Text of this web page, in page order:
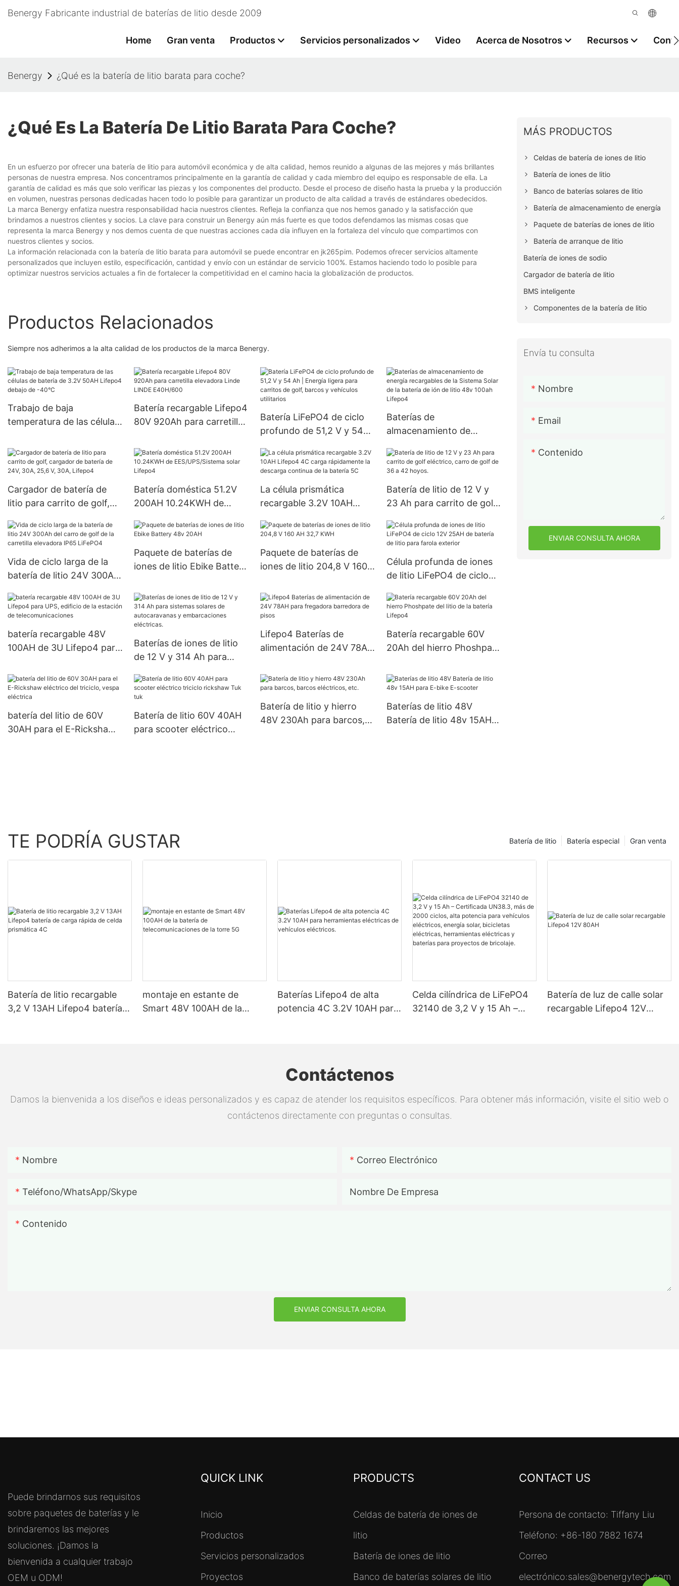
Benergy Fabricante industrial de baterías de litio desde 2009
Home Gran venta Productos Servicios personalizados Video Acerca de Nosotros Recursos
Benergy ¿Qué es la batería de litio barata para coche?
¿Qué Es La Batería De Litio Barata Para Coche?
En un esfuerzo por ofrecer una batería de litio para automóvil económica y de alta calidad, hemos reunido a algunas de las mejores y más brillantes
personas de nuestra empresa. Nos concentramos principalmente en la garantía de calidad y cada miembro del equipo es responsable de ella. La
garantía de calidad es más que solo verificar las piezas y los componentes del producto. Desde el proceso de diseño hasta la prueba y la producción
en volumen, nuestras personas dedicadas hacen todo lo posible para garantizar un producto de alta calidad a través de estándares obedecidos.
La marca Benergy enfatiza nuestra responsabilidad hacia nuestros clientes. Refleja la confianza que nos hemos ganado y la satisfacción que
brindamos a nuestros clientes y socios. La clave para construir un Benergy aún más fuerte es que todos defendamos las mismas cosas que
representa la marca Benergy y nos demos cuenta de que nuestras acciones cada día influyen en la fortaleza del vínculo que compartimos con
nuestros clientes y socios.
La información relacionada con la batería de litio barata para automóvil se puede encontrar en jk265pim. Podemos ofrecer servicios altamente
personalizados que incluyen estilo, especificación, cantidad y envío con un estándar de servicio 100%. Estamos haciendo todo lo posible para
optimizar nuestros servicios actuales a fin de fortalecer la competitividad en el camino hacia la globalización de productos.
Productos Relacionados
Siempre nos adherimos a la alta calidad de los productos de la marca Benergy.
Trabajo de baja
temperatura de las células
Lifepo4 debajo de -40°C
Batería recargable Lifepo4
80V 920Ah para carretilla
E40H/600
Batería LiFePO4 de ciclo
profundo de 51,2 V y 54
carritos de golf, barcos y
vehículos utilitarios
Baterías de
almacenamiento de
Sistema Solar de la batería
de ión de litio 48v 100ah
Lifepo4
Cargador de batería de
litio para carrito de golf,
24V, 30A, 25,6 V, 30A,
Lifepo4
Batería doméstica 51.2V
200AH 10.24KWH de
Lifepo4
La célula prismática
recargable 3.2V 10AH
rápidamente la descarga
Batería de litio de 12 V y
23 Ah para carrito de golf
36 a 42 hoyos.
Vida de ciclo larga de la
batería de litio 24V 300Ah
carretilla elevadora IP65
LiFePO4
Paquete de baterías de
iones de litio Ebike Battery
Paquete de baterías de
iones de litio 204,8 V 160
Célula profunda de iones
de litio LiFePO4 de ciclo
litio para farola exterior
batería recargable 48V
100AH ​​de 3U Lifepo4 para
de telecomunicaciones
Baterías de iones de litio
de 12 V y 314 Ah para
autocaravanas y
embarcaciones eléctricas.
Lifepo4 Baterías de
alimentación de 24V 78AH
de pisos
Batería recargable 60V
20Ah del hierro Phoshpate
Lifepo4
batería del litio de 60V
30AH para el E-Rickshaw
Batería de litio 60V 40AH
para scooter eléctrico
Batería de litio y hierro
48V 230Ah para barcos,
Baterías de litio 48V
Batería de litio 48v 15AH
MÁS PRODUCTOS
Celdas de batería de iones de litio
Batería de iones de litio
Banco de baterías solares de litio
Batería de almacenamiento de energía
Paquete de baterías de iones de litio
Batería de arranque de litio
Batería de iones de sodio
Cargador de batería de litio
BMS inteligente
Componentes de la batería de litio
Envía tu consulta
Nombre
Email
Contenido
ENVIAR CONSULTA AHORA
TE PODRÍA GUSTAR Gran venta
Batería especial
Batería de litio
Batería de litio recargable
3,2 V 13AH Lifepo4 batería
montaje en estante de
Smart 48V 100AH ​​de la
Baterías Lifepo4 de alta
potencia 4C 3.2V 10AH para
Celda cilíndrica de LiFePO4
32140 de 3,2 V y 15 Ah –
proyectos de bricolaje.
Batería de luz de calle solar
recargable Lifepo4 12V
Contáctenos
Damos la bienvenida a los diseños e ideas personalizados y es capaz de atender los requisitos específicos. Para obtener más información, visite el sitio web o
contáctenos directamente con preguntas o consultas.
Nombre Correo Electrónico
Teléfono/WhatsApp/Skype Nombre De Empresa
Contenido
ENVIAR CONSULTA AHORA
Puede brindarnos sus requisitos
sobre paquetes de baterías y le
brindaremos las mejores
soluciones. ¡Damos la
bienvenida a cualquier trabajo
OEM u ODM!
QUICK LINK
Inicio
Productos
Servicios personalizados
Proyectos
PRODUCTS
Celdas de batería de iones de
litio
Batería de iones de litio
Banco de baterías solares de litio
CONTACT US
Persona de contacto: Tiffany Liu
Teléfono: +86-180 7882 1674
Correo
electrónico:sales@benergytech.com